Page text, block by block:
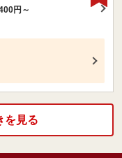
円～
を見る